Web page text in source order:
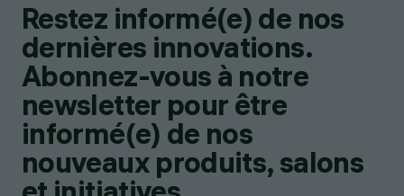
Restez informé(e) de nos
dernières innovations.
Abonnez-vous à notre
newsletter pour être
informé(e) de nos
nouveaux produits, salons